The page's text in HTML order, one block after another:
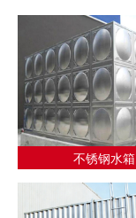
不锈钢水箱